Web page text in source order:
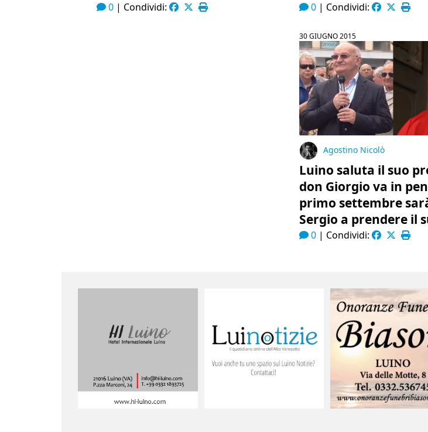
0| Condividi: 0 | Condividi:
30 GIUGNO 2015
Agostino Nicolò
Luino saluta il suo
don Giorgio va in
primo settembre
Sergio a prendere il
0 | Condividi: